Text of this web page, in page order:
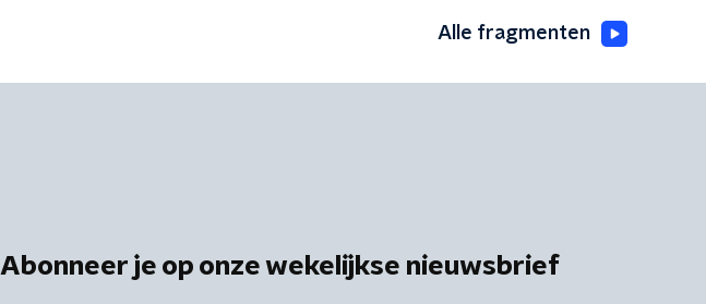
Alle fragmenten
Abonneer je op onze wekelijkse nieuwsbrief